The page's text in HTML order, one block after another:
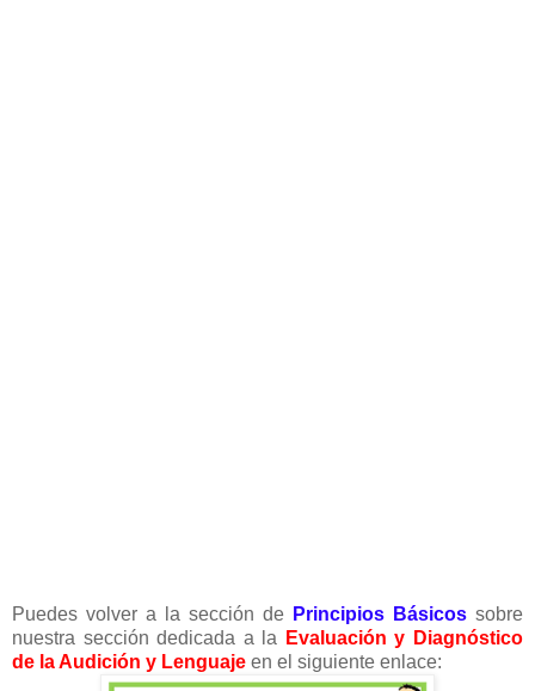
Puedes volver a la sección de Principios Básicos sobre
nuestra sección dedicada a la
Evaluación y Diagnóstico
de la Audición y Lenguaje en el siguiente enlace: